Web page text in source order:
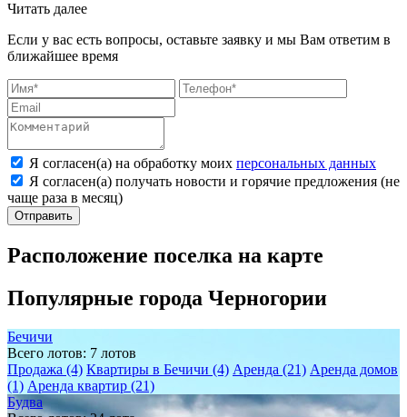
Читать далее
Если у вас есть вопросы, оставьте заявку и мы Вам ответим в
ближайшее время
Я согласен(а) на обработку моих персональных данных
Я согласен(а) получать новости и горячие предложения (не
чаще раза в месяц)
Расположение поселка на карте
Популярные города Черногории
Бечичи
Всего лотов: 7 лотов
Продажа (4) Квартиры в Бечичи (4) Аренда (21) Аренда домов
(1) Аренда квартир (21)
Будва